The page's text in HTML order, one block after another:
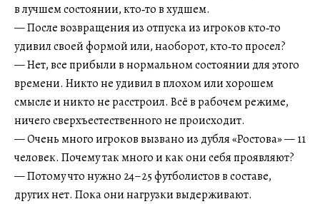
в лучшем состоянии, кто‑то в худшем.
— После возвращения из отпуска из игроков кто‑то
удивил своей формой или, наоборот, кто‑то просел?
— Нет, все прибыли в нормальном состоянии для этого
времени. Никто не удивил в плохом или хорошем
смысле и никто не расстроил. Всё в рабочем режиме,
ничего сверхъестественного не происходит.
— Очень много игроков вызвано из дубля «Ростова» — 11
человек. Почему так много и как они себя проявляют?
— Потому что нужно 24–25 футболистов в составе,
других нет. Пока они нагрузки выдерживают.